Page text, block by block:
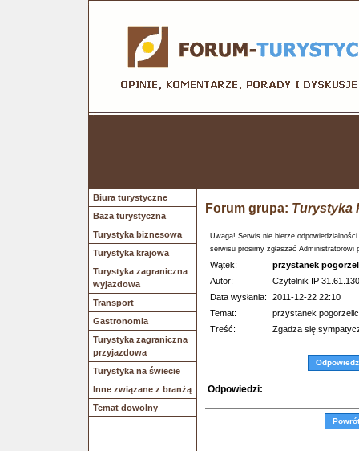
Biura turystyczne
Baza turystyczna
Turystyka biznesowa
Turystyka krajowa
Turystyka zagraniczna
wyjazdowa
Transport
Gastronomia
Turystyka zagraniczna
przyjazdowa
Turystyka na świecie
Inne związane z branżą
Temat dowolny
Forum grupa: Turystyka
Uwaga! Serwis nie bierze
serwisu prosimy zgłaszać Administratorowi
Wątek:
przystanek
Autor:
Czytelnik IP
Data wysłania:
2011-12-22 22:10
Temat:
przystanek
Treść:
Zgadza
Odpowiedz
Odpowiedzi: